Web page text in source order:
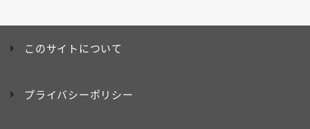
このサイトについて
プライバシーポリシー